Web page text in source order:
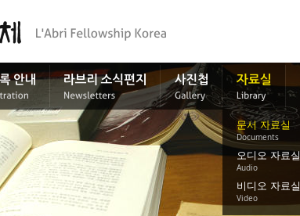
문서 자료실
Documents
오디오 자료실
Audio
비디오 자료실
Video